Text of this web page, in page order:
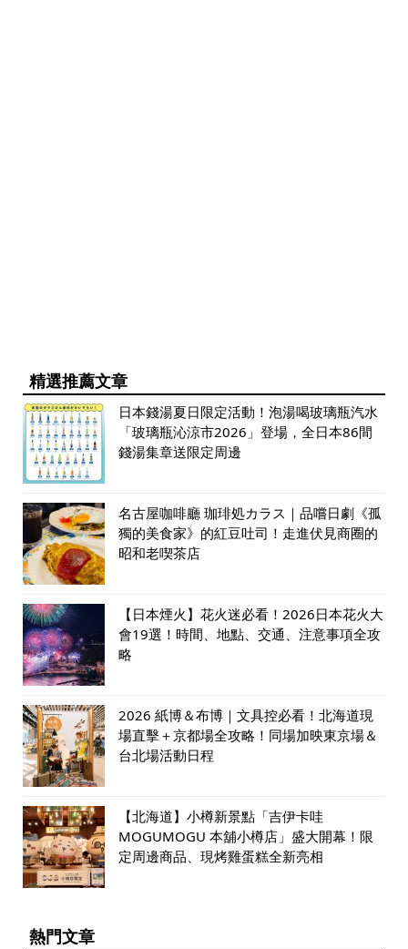
精選推薦文章
日本錢湯夏日限定活動！泡湯喝玻璃瓶汽水
「玻璃瓶沁涼市2026」登場，全日本86間
錢湯集章送限定周邊
名古屋咖啡廳 珈琲処カラス｜品嚐日劇《孤
獨的美食家》的紅豆吐司！走進伏見商圈的
昭和老喫茶店
【日本煙火】花火迷必看！2026日本花火大
會19選！時間、地點、交通、注意事項全攻
略
2026 紙博＆布博｜文具控必看！北海道現
場直擊＋京都場全攻略！同場加映東京場＆
台北場活動日程
【北海道】小樽新景點「吉伊卡哇
MOGUMOGU 本舖小樽店」盛大開幕！限
定周邊商品、現烤雞蛋糕全新亮相
熱門文章